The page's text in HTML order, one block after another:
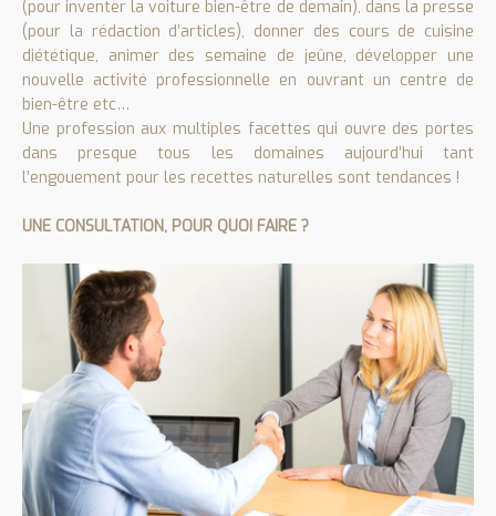
(pour inventer la voiture bien-être de demain), dans la presse
(pour la rédaction d’articles), donner des cours de cuisine
diététique, animer des semaine de jeûne, développer une
nouvelle activité professionnelle en ouvrant un centre de
bien-être etc…
Une profession aux multiples facettes qui ouvre des portes
dans presque tous les domaines aujourd’hui tant
l’engouement pour les recettes naturelles sont tendances !
UNE CONSULTATION, POUR QUOI FAIRE ?